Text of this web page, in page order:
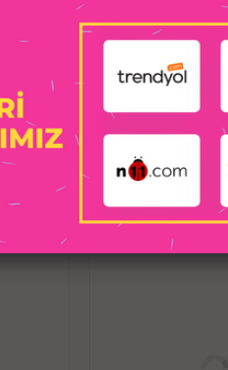
Mazeret
Esaret kafesi, tıbbi
Hafif,
Diğer metal
Vücut için güvenli
Dışarıda
Clear S daha iyi
İdrara çıkma ve kolay temizlik
Giymek için rahat
İLGILI ÜRÜNLER